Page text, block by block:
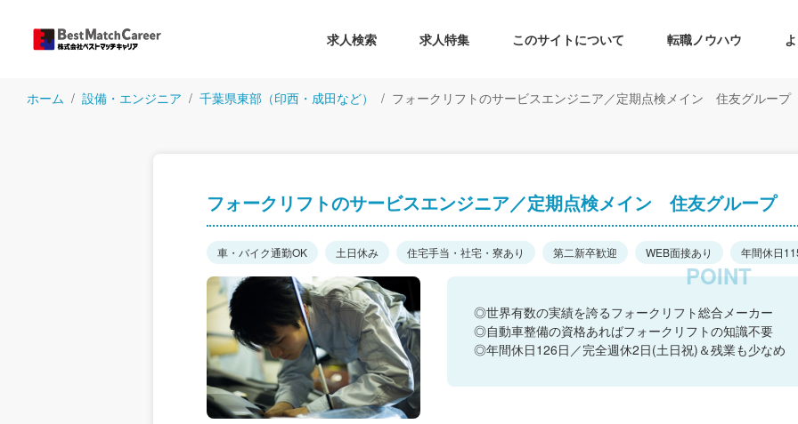
求人検索 求人特集 このサイトについて 転職ノウハウ
ホーム 設備・エンジニア 千葉県東部（印西・成田など） フォークリフトのサービスエンジニア／定期点検メイン 住友グループ
フォークリフトのサービスエンジニア／定期点検メイン 住友グループ
車・バイク通勤OK 土日休み 住宅手当・社宅・寮あり 第二新卒歓迎 WEB面接あり 年間休日
◎世界有数の実績を誇るフォークリフト総合メーカー
◎自動車整備の資格あればフォークリフトの知識不要
◎年間休日126日／完全週休2日(土日祝)＆残業も少なめ